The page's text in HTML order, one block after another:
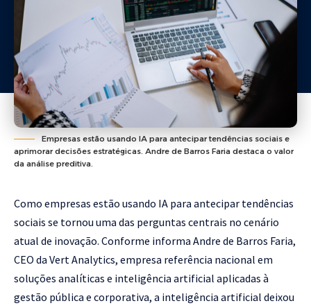
Empresas estão usando IA para antecipar tendências sociais e
aprimorar decisões estratégicas. Andre de Barros Faria destaca o valor
da análise preditiva.
Como empresas estão usando IA para antecipar tendências
sociais se tornou uma das perguntas centrais no cenário
atual de inovação. Conforme informa Andre de Barros Faria,
CEO da Vert Analytics, empresa referência nacional em
soluções analíticas e inteligência artificial aplicadas à
gestão pública e corporativa, a inteligência artificial deixou